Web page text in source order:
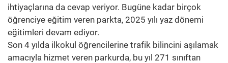
ihtiyaçlarına da cevap veriyor. Bugüne kadar birçok
öğrenciye eğitim veren parkta, 2025 yılı yaz dönemi
eğitimleri devam ediyor.
Son 4 yılda ilkokul öğrencilerine trafik bilincini aşılamak
amacıyla hizmet veren parkurda, bu yıl 271 sınıftan